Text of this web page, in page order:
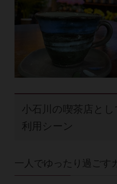
小石川の喫茶店と
利用シーン
一人でゆったり過ごす